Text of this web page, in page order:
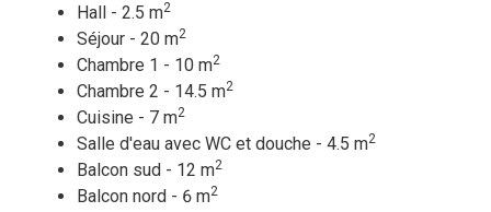
Hall - 2.5 m2
Séjour - 20 m2
Chambre 1 - 10 m2
Chambre 2 - 14.5 m2
Cuisine - 7 m2
Salle d'eau avec WC et douche - 4.5 m2
Balcon sud - 12 m2
Balcon nord - 6 m2